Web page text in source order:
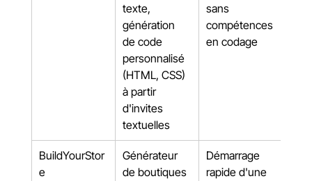
texte,
génération
de code
personnalisé
(HTML, CSS)
à partir
d'invites
textuelles
sans
compétences
en codage
BuildYourStor
e
Générateur
de boutiques
Démarrage
rapide d'une